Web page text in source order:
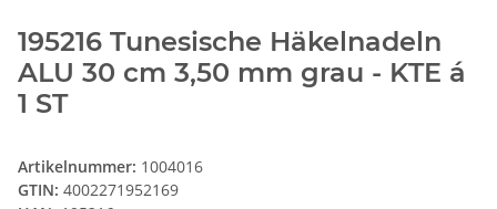
195216 Tunesische Häkelnadeln
ALU 30 cm 3,50 mm grau - KTE á
1 ST
Artikelnummer: 1004016
GTIN: 4002271952169